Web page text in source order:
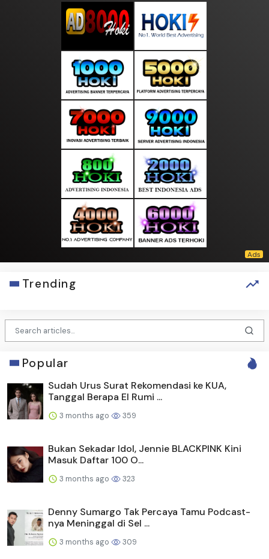
Trending
Popular
Sudah Urus Surat Rekomendasi ke KUA,
Tanggal Berapa El Rumi ...
3 months ago 359
Bukan Sekadar Idol, Jennie BLACKPINK Kini
Masuk Daftar 100 O...
3 months ago 323
Denny Sumargo Tak Percaya Tamu Podcast-
nya Meninggal di Sel ...
3 months ago 309